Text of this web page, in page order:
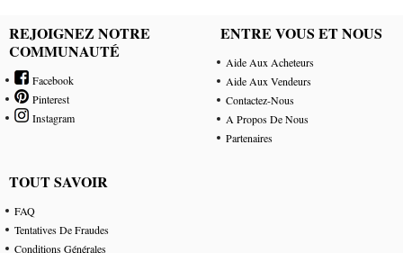
REJOIGNEZ NOTRE
COMMUNAUTÉ
Facebook
Pinterest
Instagram
ENTRE VOUS ET NOUS
Aide Aux Acheteurs
Aide Aux Vendeurs
Contactez-Nous
A Propos De Nous
Partenaires
TOUT SAVOIR
FAQ
Tentatives De Fraudes
Conditions Générales